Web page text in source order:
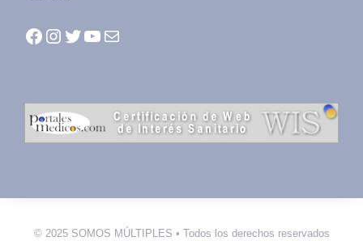
Facebook
Instagram
Twitter
YouTube
Mail
© 2025 SOMOS MÚLTIPLES • Todos los derechos reservados